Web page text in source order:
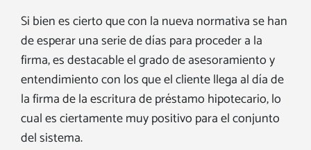
Si bien es cierto que con la nueva normativa se han
de esperar una serie de días para proceder a la
firma, es destacable el grado de asesoramiento y
entendimiento con los que el cliente llega al día de
la firma de la escritura de préstamo hipotecario, lo
cual es ciertamente muy positivo para el conjunto
del sistema.